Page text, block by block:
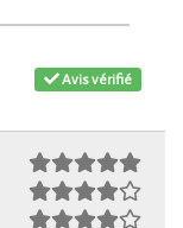
Avis vérifié